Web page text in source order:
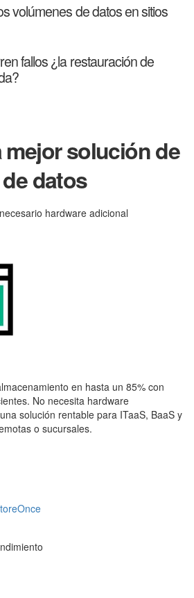
volúmenes de datos en sitios
fallos ¿la restauración de
mejor solución de
datos
hardware adicional
en hasta un 85% con
No necesita hardware
solución rentable para ITaaS, BaaS y
o sucursales.